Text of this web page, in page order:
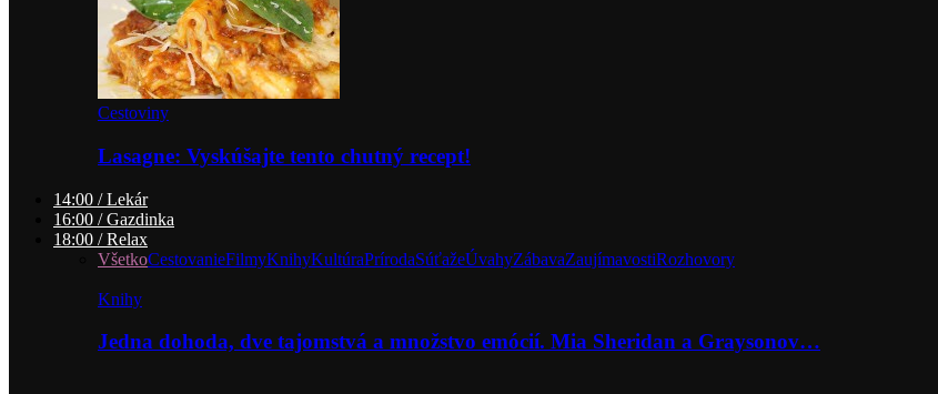
Cestoviny
Lasagne: Vyskúšajte tento chutný recept!
14:00 / Lekár
16:00 / Gazdinka
18:00 / Relax
VšetkoCestovanieFilmyKnihyKultúraPrírodaSúťažeÚvahyZábavaZaujímavostiRozhovory
Knihy
Jedna dohoda, dve tajomstvá a množstvo emócií. Mia Sheridan a Graysonov…